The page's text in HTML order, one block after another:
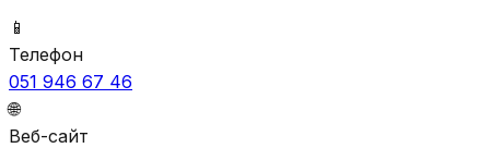
📱
Телефон
051 946 67 46
🌐
Веб-сайт